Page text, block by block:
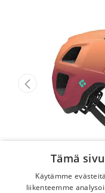
Tämä
Käytämme
liikenteemme